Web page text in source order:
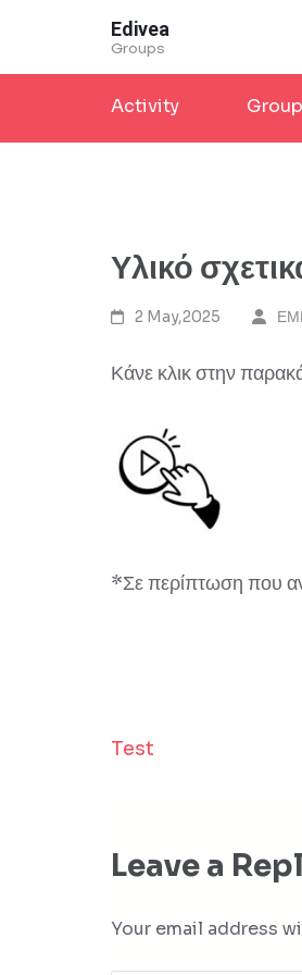
Enter)
Edivea
Groups
Activity
Υλικό
2 May,2025
Κάνε κλικ στην
*Σε περίπτωση που
Post
Test
Leave a
Your email address